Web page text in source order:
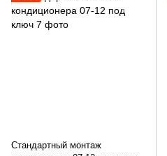
Стандартный монтаж